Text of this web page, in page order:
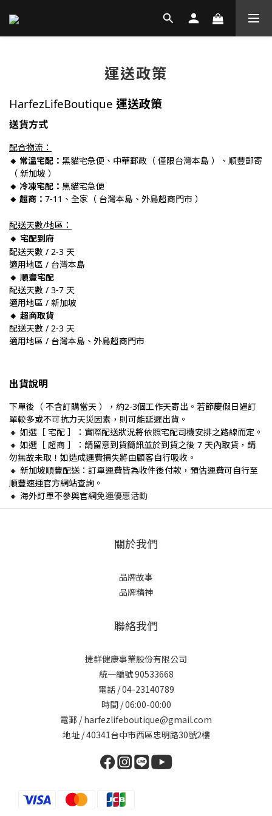
運送政策
HarfezLifeBoutique 運送政策
送貨方式
配合物流：
🔸 常溫宅配： 黑貓宅急便、中華郵政（ 僅限台灣本島 ）、順豐郵寄
（ 新加坡 ）
🔸 冷凍宅配： 黑貓宅急便
🔸 超商： 7-11、全家（ 台灣本島、外島超商門市 ）
配送天數/地區：
🔸 宅配到府
配送天數 / 2-3 天
適用地區 / 台灣本島
🔸 順豐宅配
配送天數 / 3-7 天
適用地區 / 新加坡
🔸 超商取貨
配送天數 / 2-3 天
適用地區 / 台灣本島、外島超商門市
出貨說明
下單後（ 不含訂購當天 ），約2-3個工作天寄出。若節慶假日遇訂
單較多或不可抗力天災因素，則可能延遲出貨。
🔸 如選［ 宅配 ］：實際配送狀況將依照宅配司機安排之路線而定。
🔸 如選［ 超商 ］：請留意到貨簡訊並於到貨之後 7 天內取貨，請
勿無故未取！如造成運費損失將由顧客自行吸收。
🔸 新加坡順豐配送：訂單運費皆為收件後付款，預估運費可自行至
順豐速運官方網站查詢。
🔸 海外訂單不參與官網免運優惠活動
關於我們
品牌故事
品牌精神
聯絡我們
捷群健康事業股份有限公司
統一編號 90533668
電話 / 04-23140789
時間 / 06:00-00:00
電郵 / harfezlifeboutique@gmail.com
地址 / 40341台中市西區忠明路30號2樓